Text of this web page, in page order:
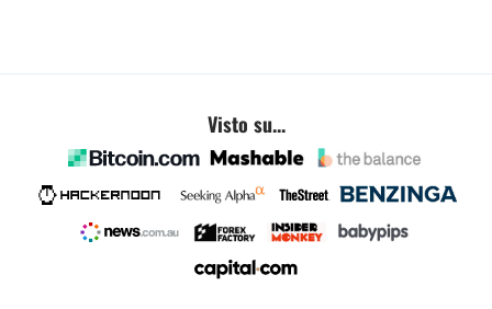
Visto su...